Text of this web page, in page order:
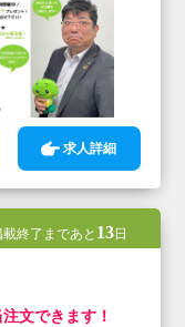
求人詳細
載終了まであと 13日
文できます！